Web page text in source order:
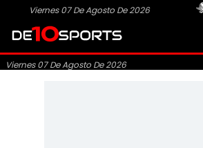
Viernes 07 De Agosto De 2026
Viernes 07 De Agosto De 2026